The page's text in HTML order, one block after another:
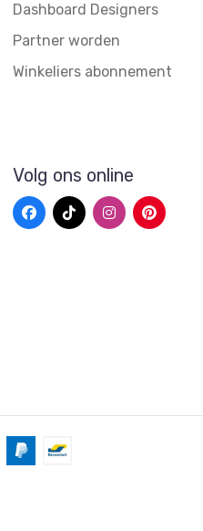
Dashboard Designers
Partner worden
Winkeliers abonnement
Volg ons online